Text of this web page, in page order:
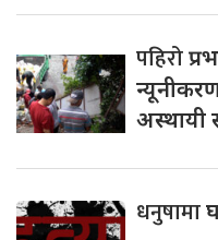
पहिरो
अस्थायी
धनुषामा